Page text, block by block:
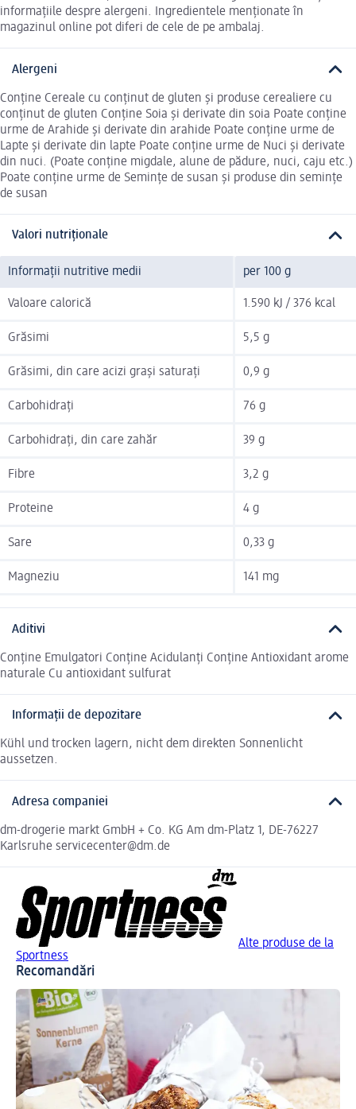
informațiile despre alergeni. Ingredientele menționate în
magazinul online pot diferi de cele de pe ambalaj.
Alergeni
Conține Cereale cu conținut de gluten și produse cerealiere cu
conținut de gluten Conține Soia și derivate din soia Poate conține
urme de Arahide și derivate din arahide Poate conține urme de
Lapte și derivate din lapte Poate conține urme de Nuci și derivate
din nuci. (Poate conține migdale, alune de pădure, nuci, caju etc.)
Poate conține urme de Semințe de susan și produse din semințe
de susan
Valori nutriționale
Informații nutritive medii per 100 g
Valoare calorică 1.590 kJ / 376 kcal
Grăsimi 5,5 g
Grăsimi, din care acizi grași saturați 0,9 g
Carbohidrați 76 g
Carbohidrați, din care zahăr 39 g
Fibre 3,2 g
Proteine 4 g
Sare 0,33 g
Magneziu 141 mg
Aditivi
Conține Emulgatori Conține Acidulanți Conține Antioxidant arome
naturale Cu antioxidant sulfurat
Informații de depozitare
Kühl und trocken lagern, nicht dem direkten Sonnenlicht
aussetzen.
Adresa companiei
dm-drogerie markt GmbH + Co. KG Am dm-Platz 1, DE-76227
Karlsruhe servicecenter@dm.de
Alte produse de la
Sportness
Recomandări